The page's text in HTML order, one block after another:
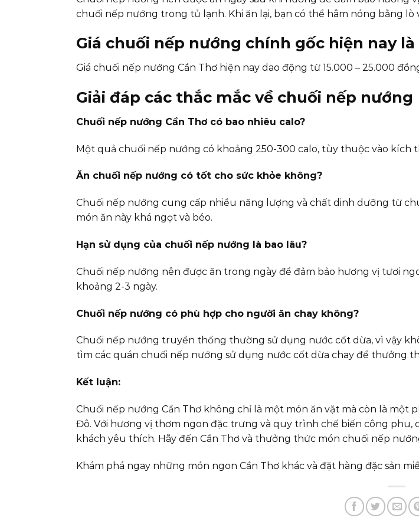
chuối nếp nướng trong tủ lạnh. Khi ăn lại, bạn có thể hâm nóng bằng
Giá chuối nếp nướng chính gốc hiện nay
Giá chuối nếp nướng Cần Thơ hiện nay dao động từ 15.000 – 25.000
Giải đáp các thắc mắc về chuối nếp nướng
Chuối nếp nướng Cần Thơ có bao nhiêu calo?
Một quả chuối nếp nướng có khoảng 250-300 calo, tùy thuộc vào kích
Ăn chuối nếp nướng có tốt cho sức khỏe không?
Chuối nếp nướng cung cấp nhiều năng lượng và chất dinh dưỡng từ
món ăn này khá ngọt và béo.
Hạn sử dụng của chuối nếp nướng là bao lâu?
Chuối nếp nướng nên được ăn trong ngày để đảm bảo hương vị tươi
khoảng 2-3 ngày.
Chuối nếp nướng có phù hợp cho người ăn chay không?
Chuối nếp nướng truyền thống thường sử dụng nước cốt dừa, vì vậy
tìm các quán chuối nếp nướng sử dụng nước cốt dừa chay để thưởng
Kết luận:
Chuối nếp nướng Cần Thơ không chỉ là một món ăn vặt mà còn là
Đô. Với hương vị thơm ngon đặc trưng và quy trình chế biến công
khách yêu thích. Hãy đến Cần Thơ và thưởng thức món chuối nếp
Khám phá ngay những món ngon Cần Thơ khác và đặt hàng đặc sản